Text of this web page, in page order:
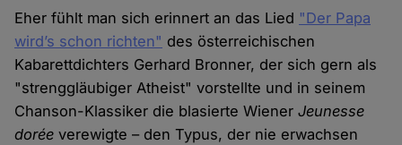
Eher fühlt man sich erinnert an das Lied "Der Papa
wird’s schon richten" des österreichischen
Kabarettdichters Gerhard Bronner, der sich gern als
"strenggläubiger Atheist" vorstellte und in seinem
Chanson-Klassiker die blasierte WienerJeunesse
dorée verewigte – den Typus, der nie erwachsen